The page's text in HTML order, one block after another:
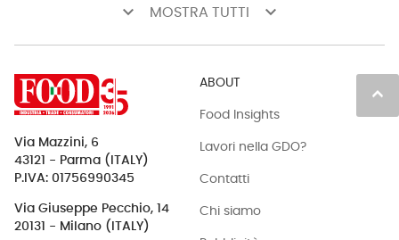
keyboard_arrow_down MOSTRA TUTTI keyboard_arrow_down
keyboard_arrow_up
Via Mazzini, 6
43121 - Parma (ITALY)
P.IVA: 01756990345
Via Giuseppe Pecchio, 14
20131 - Milano (ITALY)
ABOUT
Food Insights
Lavori nella GDO?
Contatti
Chi siamo